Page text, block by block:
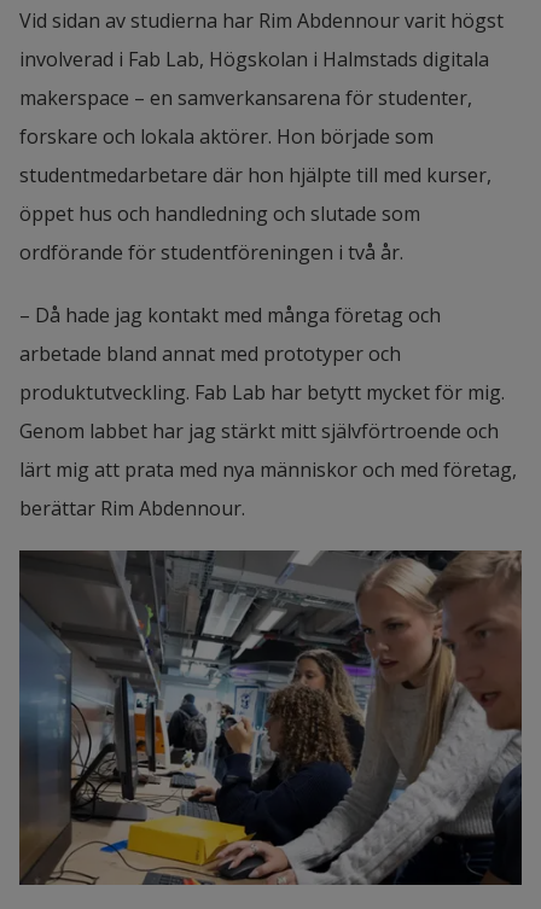
Vid sidan av studierna har Rim Abdennour varit högst
involverad i Fab Lab, Högskolan i Halmstads digitala
makerspace – en samverkansarena för studenter,
forskare och lokala aktörer. Hon började som
studentmedarbetare där hon hjälpte till med kurser,
öppet hus och handledning och slutade som
ordförande för studentföreningen i två år.
– Då hade jag kontakt med många företag och
arbetade bland annat med prototyper och
produktutveckling. Fab Lab har betytt mycket för mig.
Genom labbet har jag stärkt mitt självförtroende och
lärt mig att prata med nya människor och med företag,
berättar Rim Abdennour.